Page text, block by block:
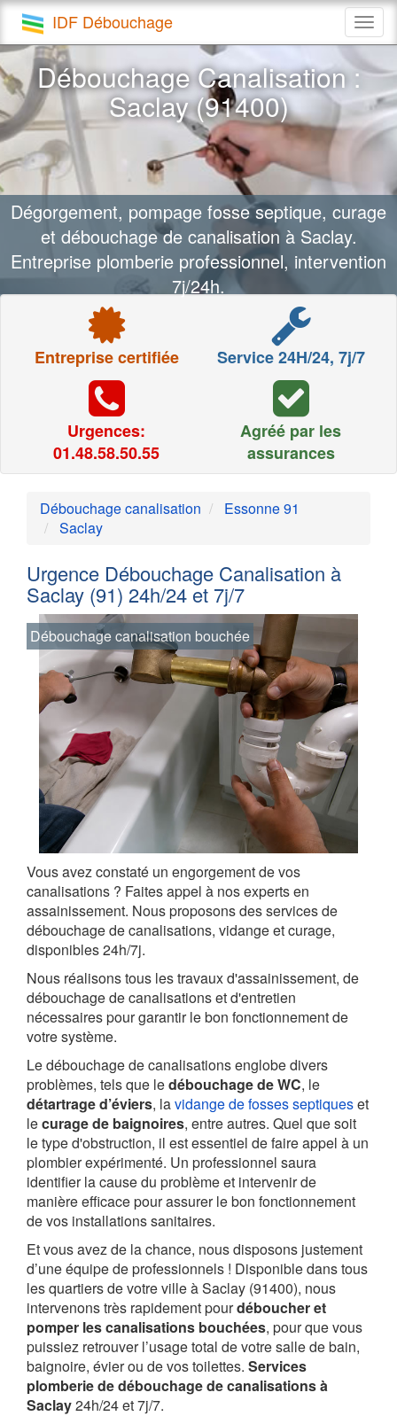
IDF Débouchage
Débouchage Canalisation :
Saclay (91400)
Dégorgement, pompage fosse septique, curage
et débouchage de canalisation à Saclay.
Entreprise plomberie professionnel, intervention
7j/24h.
Entreprise certifiée Service 24H/24, 7j/7
Urgences:
01.48.58.50.55
Agréé par les
assurances
Débouchage canalisation
Essonne 91
Saclay
Urgence Débouchage Canalisation à
Saclay (91) 24h/24 et 7j/7
Débouchage canalisation bouchée
Vous avez constaté un engorgement de vos
canalisations ? Faites appel à nos experts en
assainissement. Nous proposons des services de
débouchage de canalisations, vidange et curage,
disponibles 24h/7j.
Nous réalisons tous les travaux d'assainissement, de
débouchage de canalisations et d'entretien
nécessaires pour garantir le bon fonctionnement de
votre système.
Le débouchage de canalisations englobe divers
problèmes, tels que ledébouchage de WC, le
détartrage d’éviers, lavidange de fosses septiqueset
lecurage de baignoires, entre autres. Quel que soit
le type d'obstruction, il est essentiel de faire appel à un
plombier expérimenté. Un professionnel saura
identifier la cause du problème et intervenir de
manière efficace pour assurer le bon fonctionnement
de vos installations sanitaires.
Et vous avez de la chance, nous disposons justement
d’une équipe de professionnels ! Disponible dans tous
les quartiers de votre ville à Saclay (91400), nous
intervenons très rapidement pourdéboucher et
pomper les canalisations bouchées, pour que vous
puissiez retrouver l’usage total de votre salle de bain,
baignoire, évier ou de vos toilettes. Services
plomberie de débouchage de canalisations à
Saclay24h/24 et 7j/7.